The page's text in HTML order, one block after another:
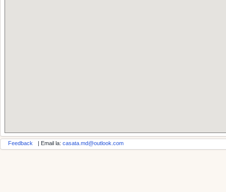
Feedback | Email la: casata.md@outlook.com